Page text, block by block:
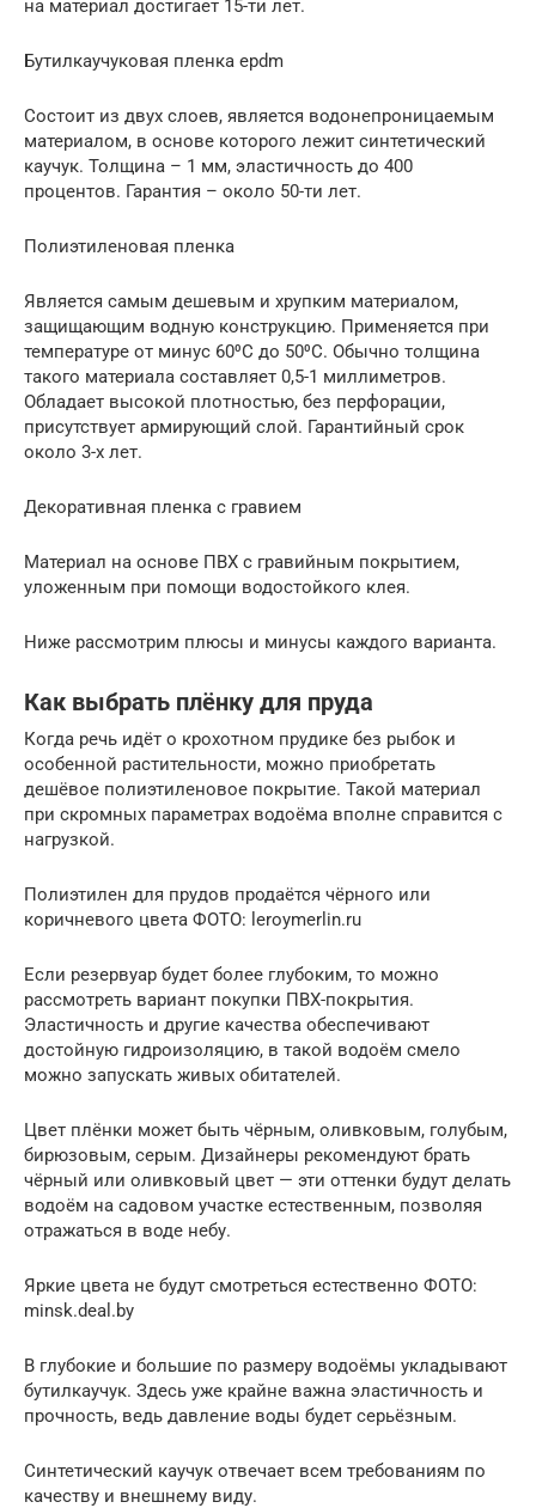
на материал достигает 15-ти лет.
Бутилкаучуковая пленка epdm
Состоит из двух слоев, является водонепроницаемым
материалом, в основе которого лежит синтетический
каучук. Толщина – 1 мм, эластичность до 400
процентов. Гарантия – около 50-ти лет.
Полиэтиленовая пленка
Является самым дешевым и хрупким материалом,
защищающим водную конструкцию. Применяется при
температуре от минус 60⁰С до 50⁰С. Обычно толщина
такого материала составляет 0,5-1 миллиметров.
Обладает высокой плотностью, без перфорации,
присутствует армирующий слой. Гарантийный срок
около 3-х лет.
Декоративная пленка с гравием
Материал на основе ПВХ с гравийным покрытием,
уложенным при помощи водостойкого клея.
Ниже рассмотрим плюсы и минусы каждого варианта.
Как выбрать плёнку для пруда
Когда речь идёт о крохотном прудике без рыбок и
особенной растительности, можно приобретать
дешёвое полиэтиленовое покрытие. Такой материал
при скромных параметрах водоёма вполне справится с
нагрузкой.
Полиэтилен для прудов продаётся чёрного или
коричневого цвета ФОТО: leroymerlin.ru
Если резервуар будет более глубоким, то можно
рассмотреть вариант покупки ПВХ-покрытия.
Эластичность и другие качества обеспечивают
достойную гидроизоляцию, в такой водоём смело
можно запускать живых обитателей.
Цвет плёнки может быть чёрным, оливковым, голубым,
бирюзовым, серым. Дизайнеры рекомендуют брать
чёрный или оливковый цвет — эти оттенки будут делать
водоём на садовом участке естественным, позволяя
отражаться в воде небу.
Яркие цвета не будут смотреться естественно ФОТО:
minsk.deal.by
В глубокие и большие по размеру водоёмы укладывают
бутилкаучук. Здесь уже крайне важна эластичность и
прочность, ведь давление воды будет серьёзным.
Синтетический каучук отвечает всем требованиям по
качеству и внешнему виду.